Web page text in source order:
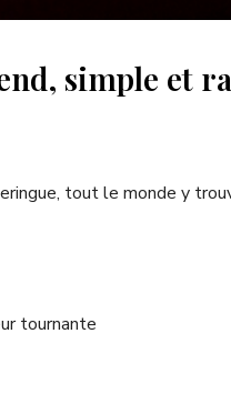
simple et
tout le monde y
tournante